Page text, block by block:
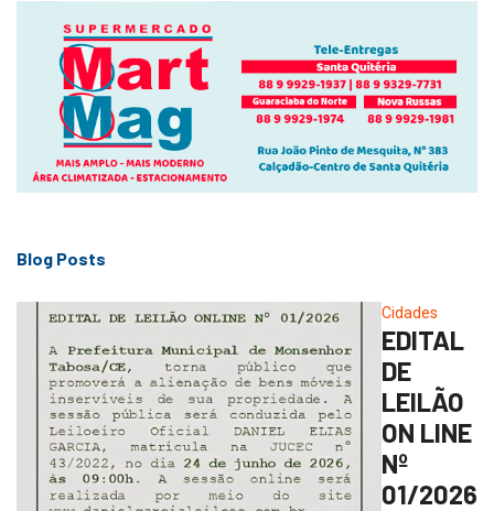
Blog Posts
Cidades
EDITAL
DE
LEILÃO
ON LINE
Nº
01/2026